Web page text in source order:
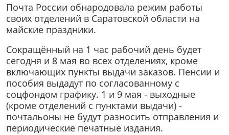
Почта России обнародовала режим работы
своих отделений в Саратовской области на
майские праздники.
Сокращённый на 1 час рабочий день будет
сегодня и 8 мая во всех отделениях, кроме
включающих пункты выдачи заказов. Пенсии и
пособия выдадут по согласованному с
соцфондом графику. 1 и 9 мая - выходные
(кроме отделений с пунктами выдачи) -
почтальоны не будут разносить отправления и
периодические печатные издания.